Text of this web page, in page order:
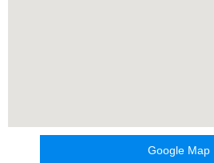
Google Map